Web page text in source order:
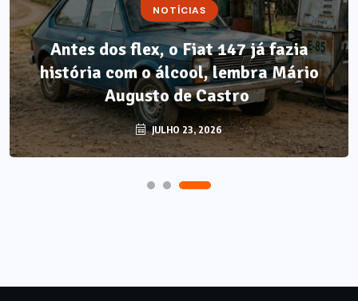
NOTÍCIAS
Antes dos flex, o Fiat 147 já fazia
história com o álcool, lembra Mário
Augusto de Castro
JULHO 23, 2026